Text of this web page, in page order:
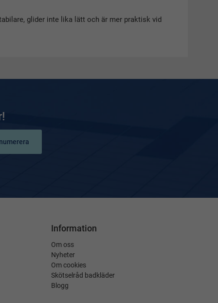
glider inte lika lätt och är mer praktisk vid
Information
Om oss
Nyheter
Om cookies
Skötselråd badkläder
Blogg